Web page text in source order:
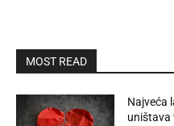
MOST READ
Najveća
uništava